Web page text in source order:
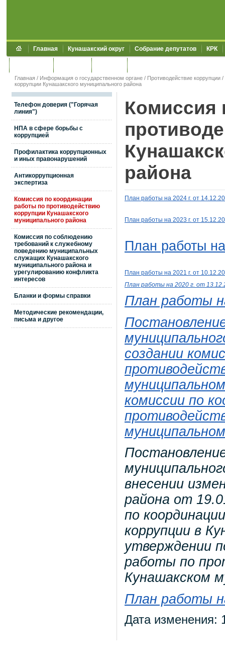
Главная Кунашакский округ Собрание депутатов КРК
Главная / Информация о государственном органе / Противодействие коррупции /
коррупции Кунашакского муниципального района
Телефон доверия ("Горячая
линия")
НПА в сфере борьбы с
коррупцией
Профилактика коррупционных
и иных правонарушений
Антикоррупционная
экспертиза
Комиссия по координации
работы по противодействию
коррупции Кунашакского
муниципального района
Комиссия по соблюдению
требований к служебному
поведению муниципальных
служащих Кунашакского
муниципального района и
урегулированию конфликта
интересов
Бланки и формы справки
Методические рекомендации,
письма и другое
Комиссия
района
План работы на 2024 г. от 14
План работы на 2023 г. от 15
План работы
План работы на 2021 г. от 10
План работы на 2020 г. от 13
План работы
создании
комиссии по
внесении
района от
по
коррупции в
утверждении
работы по
Кунашакском
План работы
Дата изменения: